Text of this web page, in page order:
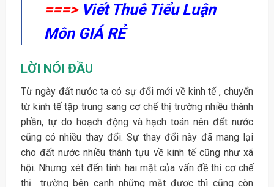
===> Viết Thuê Tiểu Luận
Môn GIÁ RẺ
LỜI NÓI ĐẦU
Từ ngày đất nước ta có sự đổi mới về kinh tế , chuyển
từ kinh tế tập trung sang cơ chế thị trường nhiều thành
phần, tự do hoạch động và hạch toán nên đất nước
cũng có nhiều thay đổi. Sự thay đổi này đã mang lại
cho đất nước nhiều thành tựu về kinh tế cũng như xã
hội. Nhưng xét đến tính hai mặt của vấn đề thì cơ chế
thị trường bên cạnh những mặt được thì cũng còn